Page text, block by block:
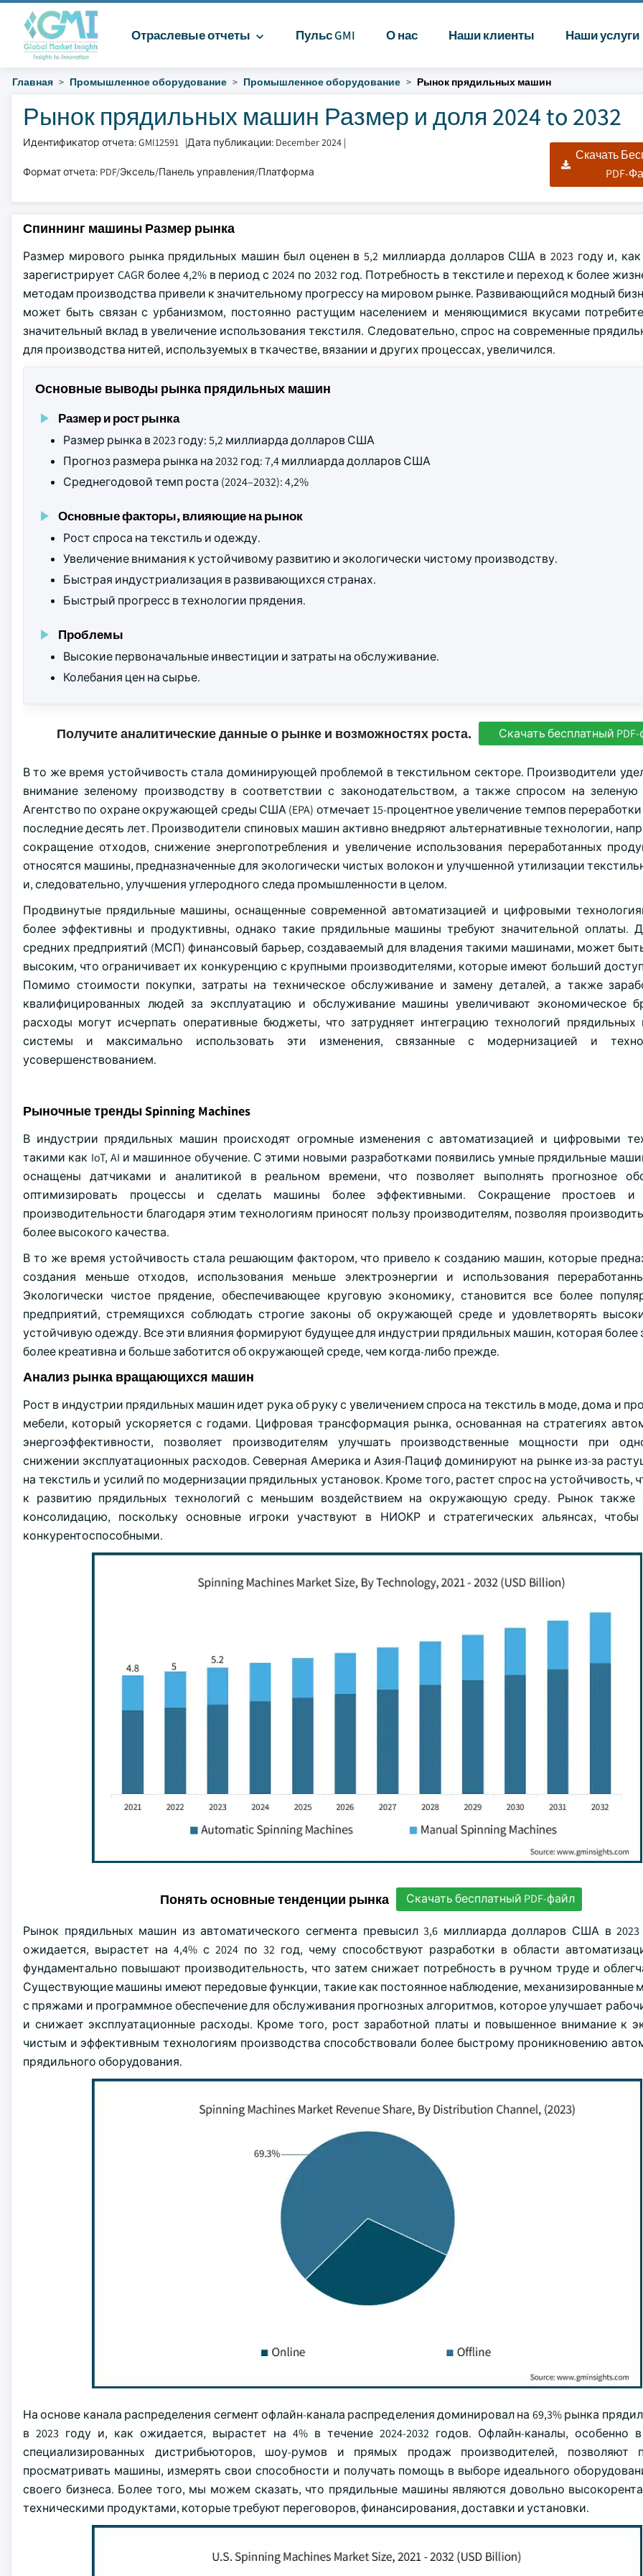
Отраслевые отчеты Пульс GMI О нас Наши клиенты Наши услуги
Главная Промышленное оборудование Промышленное оборудование Рынок прядильных машин
Рынок прядильных машин Размер и доля 2024 to 2032
Идентификатор отчета: GMI12591 |Дата публикации: December 2024 |
Формат отчета: PDF/Эксель/Панель управления/Платформа
Скачать
PDF-
Спиннинг машины Размер рынка
Размер мирового рынка прядильных машин был оценен в 5,2 миллиарда долларов США в 2023 году и,
зарегистрирует CAGR более 4,2% в период с 2024 по 2032 год. Потребность в текстиле и переход к более
методам производства привели к значительному прогрессу на мировом рынке. Развивающийся модный
может быть связан с урбанизмом, постоянно растущим населением и меняющимися вкусами
значительный вклад в увеличение использования текстиля. Следовательно, спрос на современные
для производства нитей, используемых в ткачестве, вязании и других процессах, увеличился.
Основные выводы рынка прядильных машин
Размер и рост рынка
Размер рынка в 2023 году: 5,2 миллиарда долларов США
Прогноз размера рынка на 2032 год: 7,4 миллиарда долларов США
Среднегодовой темп роста (2024–2032): 4,2%
Основные факторы, влияющие на рынок
Рост спроса на текстиль и одежду.
Увеличение внимания к устойчивому развитию и экологически чистому производству.
Быстрая индустриализация в развивающихся странах.
Быстрый прогресс в технологии прядения.
Проблемы
Высокие первоначальные инвестиции и затраты на обслуживание.
Колебания цен на сырье.
Получите аналитические данные о рынке и возможностях роста. Скачать бесплатный
В то же время устойчивость стала доминирующей проблемой в текстильном секторе. Производители
внимание зеленому производству в соответствии с законодательством, а также спросом на
Агентство по охране окружающей среды США (EPA) отмечает 15-процентное увеличение темпов переработки
последние десять лет. Производители спиновых машин активно внедряют альтернативные технологии,
сокращение отходов, снижение энергопотребления и увеличение использования переработанных
относятся машины, предназначенные для экологически чистых волокон и улучшенной утилизации
и, следовательно, улучшения углеродного следа промышленности в целом.
Продвинутые прядильные машины, оснащенные современной автоматизацией и цифровыми
более эффективны и продуктивны, однако такие прядильные машины требуют значительной оплаты.
средних предприятий (МСП) финансовый барьер, создаваемый для владения такими машинами, может
высоким, что ограничивает их конкуренцию с крупными производителями, которые имеют больший
Помимо стоимости покупки, затраты на техническое обслуживание и замену деталей, а также
квалифицированных людей за эксплуатацию и обслуживание машины увеличивают экономическое
расходы могут исчерпать оперативные бюджеты, что затрудняет интеграцию технологий
системы и максимально использовать эти изменения, связанные с модернизацией и
усовершенствованием.
Рыночные тренды Spinning Machines
В индустрии прядильных машин происходят огромные изменения с автоматизацией и цифровыми
такими как IoT, AI и машинное обучение. С этими новыми разработками появились умные прядильные
оснащены датчиками и аналитикой в реальном времени, что позволяет выполнять прогнозное
оптимизировать процессы и сделать машины более эффективными. Сокращение простоев и
производительности благодаря этим технологиям приносят пользу производителям, позволяя
более высокого качества.
В то же время устойчивость стала решающим фактором, что привело к созданию машин, которые
создания меньше отходов, использования меньше электроэнергии и использования
Экологически чистое прядение, обеспечивающее круговую экономику, становится все более
предприятий, стремящихся соблюдать строгие законы об окружающей среде и удовлетворять
устойчивую одежду. Все эти влияния формируют будущее для индустрии прядильных машин, которая более
более креативна и больше заботится об окружающей среде, чем когда-либо прежде.
Анализ рынка вращающихся машин
Рост в индустрии прядильных машин идет рука об руку с увеличением спроса на текстиль в моде, дома и
мебели, который ускоряется с годами. Цифровая трансформация рынка, основанная на стратегиях
энергоэффективности, позволяет производителям улучшать производственные мощности при
снижении эксплуатационных расходов. Северная Америка и Азия-Пациф доминируют на рынке из-за
на текстиль и усилий по модернизации прядильных установок. Кроме того, растет спрос на устойчивость,
к развитию прядильных технологий с меньшим воздействием на окружающую среду. Рынок также
консолидацию, поскольку основные игроки участвуют в НИОКР и стратегических альянсах, чтобы
конкурентоспособными.
Понять основные тенденции рынка Скачать бесплатный PDF-файл
Рынок прядильных машин из автоматического сегмента превысил 3,6 миллиарда долларов США в
ожидается, вырастет на 4,4% с 2024 по 32 год, чему способствуют разработки в области
фундаментально повышают производительность, что затем снижает потребность в ручном труде и
Существующие машины имеют передовые функции, такие как постоянное наблюдение, механизированные
с пряжами и программное обеспечение для обслуживания прогнозных алгоритмов, которое улучшает
и снижает эксплуатационные расходы. Кроме того, рост заработной платы и повышенное внимание к
чистым и эффективным технологиям производства способствовали более быстрому проникновению
прядильного оборудования.
На основе канала распределения сегмент офлайн-канала распределения доминировал на 69,3% рынка
в 2023 году и, как ожидается, вырастет на 4% в течение 2024-2032 годов. Офлайн-каналы, особенно
специализированных дистрибьюторов, шоу-румов и прямых продаж производителей, позволяют
просматривать машины, измерять свои способности и получать помощь в выборе идеального
своего бизнеса. Более того, мы можем сказать, что прядильные машины являются довольно
техническими продуктами, которые требуют переговоров, финансирования, доставки и установки.